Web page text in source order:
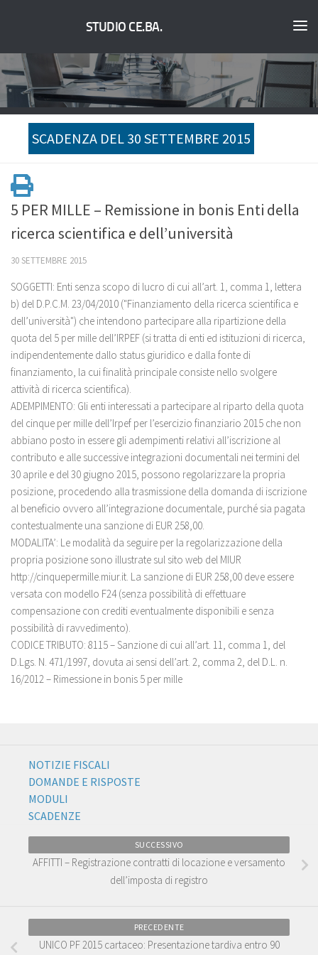
STUDIO CE.BA.
SCADENZA DEL 30 SETTEMBRE 2015
5 PER MILLE – Remissione in bonis Enti della
ricerca scientifica e dell’università
30 SETTEMBRE 2015
SOGGETTI: Enti senza scopo di lucro di cui all’art. 1, comma 1, lettera
b) del D.P.C.M. 23/04/2010 ("Finanziamento della ricerca scientifica e
dell’università") che intendono partecipare alla ripartizione della
quota del 5 per mille dell’IRPEF (si tratta di enti ed istituzioni di ricerca,
indipendentemente dallo status giuridico e dalla fonte di
finanziamento, la cui finalità principale consiste nello svolgere
attività di ricerca scientifica).
ADEMPIMENTO: Gli enti interessati a partecipare al riparto della quota
del cinque per mille dell’Irpef per l’esercizio finanziario 2015 che non
abbiano posto in essere gli adempimenti relativi all’iscrizione al
contributo e alle successive integrazioni documentali nei termini del
30 aprile e del 30 giugno 2015, possono regolarizzare la propria
posizione, procedendo alla trasmissione della domanda di iscrizione
al beneficio ovvero all’integrazione documentale, purché sia pagata
contestualmente una sanzione di EUR 258,00.
MODALITA’: Le modalità da seguire per la regolarizzazione della
propria posizione sono illustrate sul sito web del MIUR
http://cinquepermille.miur.it. La sanzione di EUR 258,00 deve essere
versata con modello F24 (senza possibilità di effettuare
compensazione con crediti eventualmente disponibili e senza
possibilità di ravvedimento).
CODICE TRIBUTO: 8115 – Sanzione di cui all’art. 11, comma 1, del
D.Lgs. N. 471/1997, dovuta ai sensi dell’art. 2, comma 2, del D.L. n.
16/2012 – Rimessione in bonis 5 per mille
NOTIZIE FISCALI
DOMANDE E RISPOSTE
MODULI
SCADENZE
SUCCESSIVO
AFFITTI – Registrazione contratti di locazione e versamento
dell’imposta di registro
PRECEDENTE
UNICO PF 2015 cartaceo: Presentazione tardiva entro 90